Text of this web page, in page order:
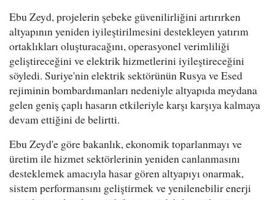
Ebu Zeyd, projelerin şebeke güvenilirliğini artırırken
altyapının yeniden iyileştirilmesini destekleyen yatırım
ortaklıkları oluşturacağını, operasyonel verimliliği
geliştireceğini ve elektrik hizmetlerini iyileştireceğini
söyledi. Suriye'nin elektrik sektörünün Rusya ve Esed
rejiminin bombardımanları nedeniyle altyapıda meydana
gelen geniş çaplı hasarın etkileriyle karşı karşıya kalmaya
devam ettiğini de belirtti.
Ebu Zeyd'e göre bakanlık, ekonomik toparlanmayı ve
üretim ile hizmet sektörlerinin yeniden canlanmasını
desteklemek amacıyla hasar gören altyapıyı onarmak,
sistem performansını geliştirmek ve yenilenebilir enerji